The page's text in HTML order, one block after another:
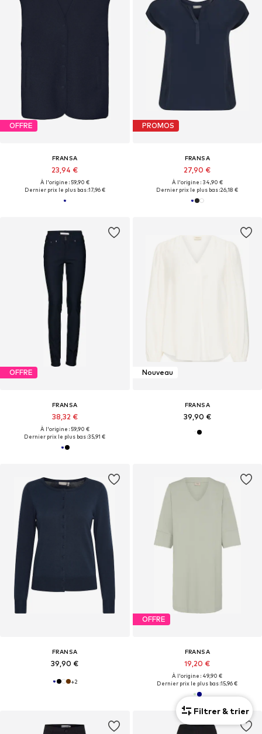
OFFRE
FRANSA
23,94 €
À l'origine : 59,90 €
Dernier prix le plus bas :17,96 €
PROMOS
FRANSA
27,90 €
À l'origine : 34,90 €
Dernier prix le plus bas :26,18 €
OFFRE
FRANSA
38,32 €
À l'origine : 59,90 €
Dernier prix le plus bas :35,91 €
Nouveau
FRANSA
39,90 €
FRANSA
39,90 €
+2
OFFRE
FRANSA
19,20 €
À l'origine : 49,90 €
Dernier prix le plus bas :15,96 €
Filtrer & trier